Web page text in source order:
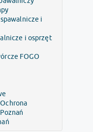
i
i osprzęt
FOGO